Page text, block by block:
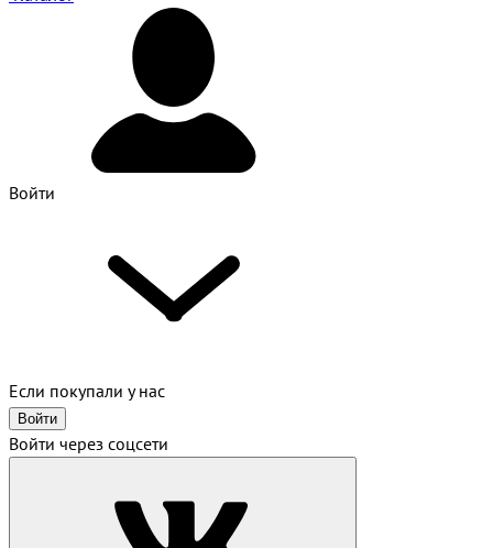
Войти
Если покупали у нас
Войти
Войти через соцсети